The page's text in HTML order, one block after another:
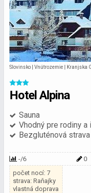
Slovinsko | Vnútrozemie | Kranjska
Hotel Alpina
Sauna
Vhodný pre rodiny a
Bezgluténová strava
-/6 0
počet nocí: 7
strava: Raňajky
vlastná doprava